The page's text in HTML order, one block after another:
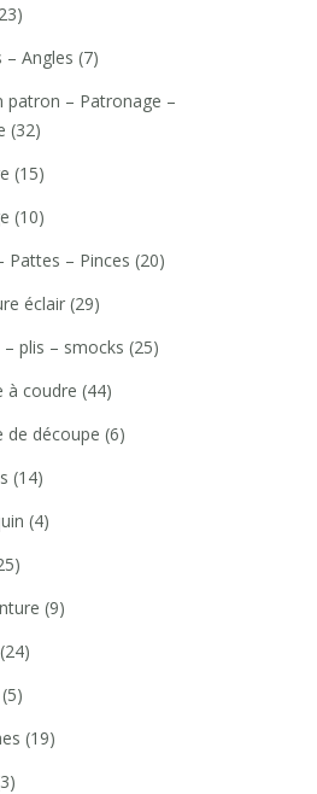
– Angles (7)
patron – Patronage –
(32)
(15)
(10)
Pattes – Pinces (20)
éclair (29)
– plis – smocks (25)
à coudre (44)
de découpe (6)
(14)
(4)
(9)
(24)
(5)
(19)